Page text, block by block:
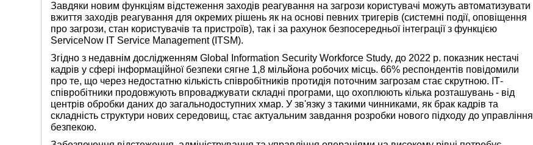
Завдяки новим функціям відстеження заходів реагування на загрози користувачі можуть автоматизувати
вжиття заходів реагування для окремих рішень як на основі певних тригерів (системні події, оповіщення
про загрози, стан користувачів та пристроїв), так і за рахунок безпосередньої інтеграції з функцією
ServiceNow IT Service Management (ITSM).
Згідно з недавнім дослідженням Global Information Security Workforce Study, до 2022 р. показник нестачі
кадрів у сфері інформаційної безпеки сягне 1,8 мільйона робочих місць. 66% респондентів повідомили
про те, що через недостатню кількість співробітників протидія поточним загрозам стає скрутною. ІТ-
співробітники продовжують впроваджувати складні програми, що охоплюють кілька розташувань - від
центрів обробки даних до загальнодоступних хмар. У зв'язку з такими чинниками, як брак кадрів та
складність структури нових середовищ, стає актуальним завдання розробки нового підходу до управління
безпекою.